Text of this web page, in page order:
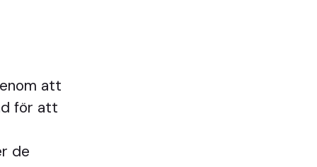
att
för att
de